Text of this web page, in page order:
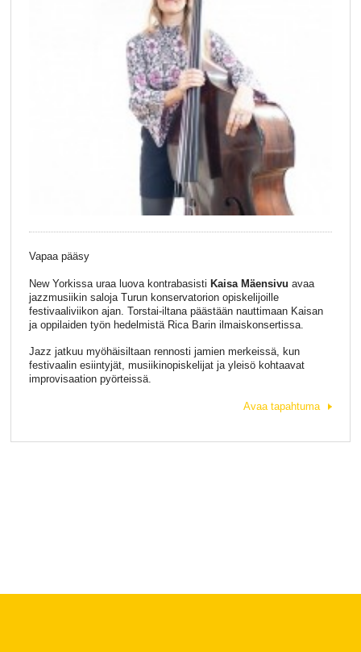
Vapaa pääsy
New Yorkissa uraa luova kontrabasisti Kaisa Mäensivu avaa
jazzmusiikin saloja Turun konservatorion opiskelijoille
festivaaliviikon ajan. Torstai-iltana päästään nauttimaan Kaisan
ja oppilaiden työn hedelmistä Rica Barin ilmaiskonsertissa.
Jazz jatkuu myöhäisiltaan rennosti jamien merkeissä, kun
festivaalin esiintyjät, musiikinopiskelijat ja yleisö kohtaavat
improvisaation pyörteissä.
Avaa tapahtuma